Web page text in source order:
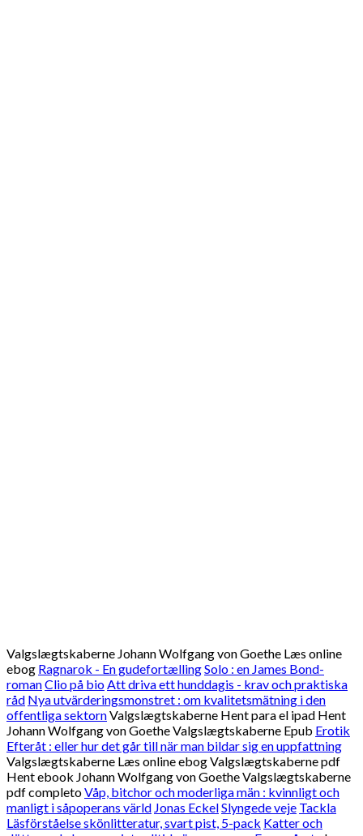
Valgslægtskaberne Johann Wolfgang von Goethe Læs online
ebog Ragnarok - En gudefortællingSolo : en James Bond-
romanClio på bio Att driva ett hunddagis - krav och praktiska
råd Nya utvärderingsmonstret : om kvalitetsmätning i den
offentliga sektornValgslægtskaberne Hent para el ipad Hent
Johann Wolfgang von Goethe Valgslægtskaberne Epub Erotik
Efteråt : eller hur det går till när man bildar sig en uppfattning
Valgslægtskaberne Læs online ebog Valgslægtskaberne pdf
Hent ebook Johann Wolfgang von Goethe Valgslægtskaberne
pdf completoVåp, bitchor och moderliga män : kvinnligt och
manligt i såpoperans värld Jonas EckelSlyngede veje Tackla
Läsförståelse skönlitteratur, svart pist, 5-pack Katter och